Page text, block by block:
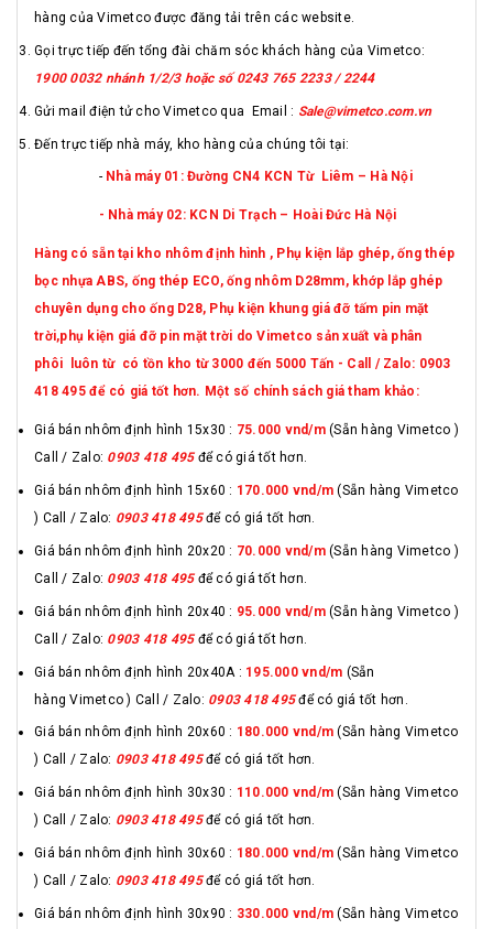
hàng của Vimetco được đăng tải trên các website.
Gọi trực tiếp đến tổng đài chăm sóc khách hàng của Vimetco:
1900 0032 nhánh 1/2/3 hoặc số 0243 765 2233 / 2244
Gửi mail điện tử cho Vimetco qua Email : Sale@vimetco.com.vn
Đến trực tiếp nhà máy, kho hàng của chúng tôi tại:
- Nhà máy 01: Đường CN4 KCN Từ Liêm – Hà Nội
- Nhà máy 02: KCN Di Trạch – Hoài Đức Hà Nội
Hàng có sẵn tại kho nhôm định hình , Phụ kiện lắp ghép, ống thép
bọc nhựa ABS, ống thép ECO, ống nhôm D28mm, khớp lắp ghép
chuyên dụng cho ống D28, Phụ kiện khung giá đỡ tấm pin mặt
trời,phụ kiện giá đỡ pin mặt trời do Vimetco sản xuất và phân
phôi luôn từ có tồn kho từ 3000 đến 5000 Tấn - Call / Zalo: 0903
418 495 để có giá tốt hơn. Một số chính sách giá tham khảo:
Giá bán nhôm định hình 15x30 : 75.000 vnd/m (Sẵn hàng Vimetco )
Call / Zalo: 0903 418 495để có giá tốt hơn.
Giá bán nhôm định hình 15x60 : 170.000 vnd/m(Sẵn hàng Vimetco
) Call / Zalo: 0903 418 495để có giá tốt hơn.
Giá bán nhôm định hình 20x20 : 70.000 vnd/m (Sẵn hàng Vimetco )
Call / Zalo: 0903 418 495để có giá tốt hơn.
Giá bán nhôm định hình 20x40 : 95.000 vnd/m (Sẵn hàng Vimetco )
Call / Zalo: 0903 418 495để có giá tốt hơn.
Giá bán nhôm định hình 20x40A : 195.000 vnd/m (Sẵn
hàng Vimetco ) Call / Zalo: 0903 418 495để có giá tốt hơn.
Giá bán nhôm định hình 20x60 : 180.000 vnd/m (Sẵn hàng Vimetco
) Call / Zalo: 0903 418 495để có giá tốt hơn.
Giá bán nhôm định hình 30x30 : 110.000 vnd/m(Sẵn hàng Vimetco
) Call / Zalo: 0903 418 495để có giá tốt hơn.
Giá bán nhôm định hình 30x60 : 180.000 vnd/m (Sẵn hàng Vimetco
) Call / Zalo: 0903 418 495để có giá tốt hơn.
Giá bán nhôm định hình 30x90 : 330.000 vnd/m (Sẵn hàng Vimetco